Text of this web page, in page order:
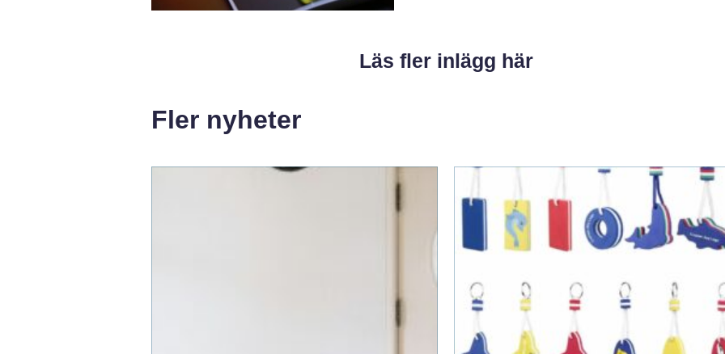
Läs fler inlägg här
Fler nyheter